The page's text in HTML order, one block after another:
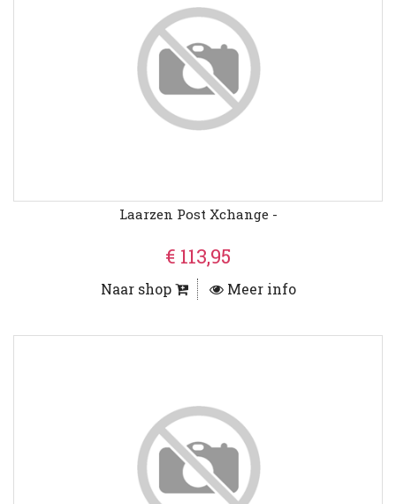
Laarzen Post Xchange -
€ 113,95
Naar shop Meer info